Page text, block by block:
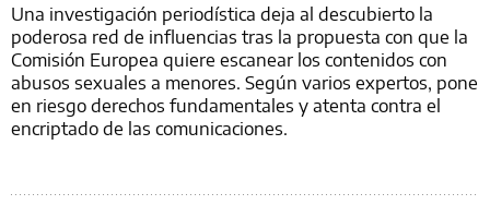
Una investigación periodística deja al descubierto la
poderosa red de influencias ­tras la propuesta con que la
Comisión Europea quiere escanear los contenidos con
abusos sexuales a menores. Según varios expertos, pone
en riesgo derechos fundamentales y atenta contra el
encriptado de las comunicaciones.